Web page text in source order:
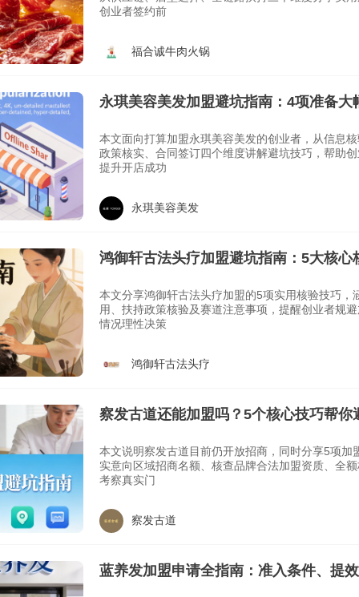
创业者签约前
福合诚牛肉火锅
永琪美容美发加盟避坑指南：4项准备大
本文面向打算加盟永琪美容美发的创业者，从信息
政策核实、合同签订四个维度讲解避坑技巧，帮助
提升开店成功
永琪美容美发
鸿御轩古法头疗加盟避坑指南：5大核心
本文分享鸿御轩古法头疗加盟的5项实用核验技巧，
用、扶持政策核验及赛道注意事项，提醒创业者规
情况理性决策
鸿御轩古法头疗
察发古道还能加盟吗？5个核心技巧帮你
本文说明察发古道目前仍开放招商，同时分享5项加
实意向区域招商名额、核查品牌合法加盟资质、全
考察真实门
察发古道
蓝养发加盟申请全指南：准入条件、提